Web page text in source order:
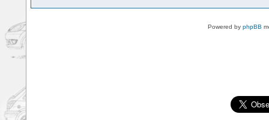
Powered by phpBB